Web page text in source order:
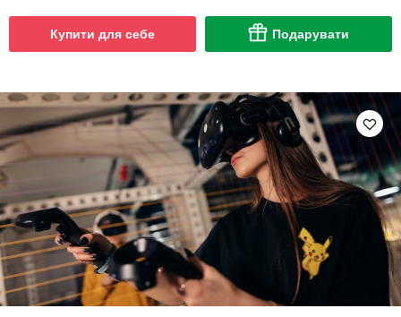
Купити для себе Подарувати